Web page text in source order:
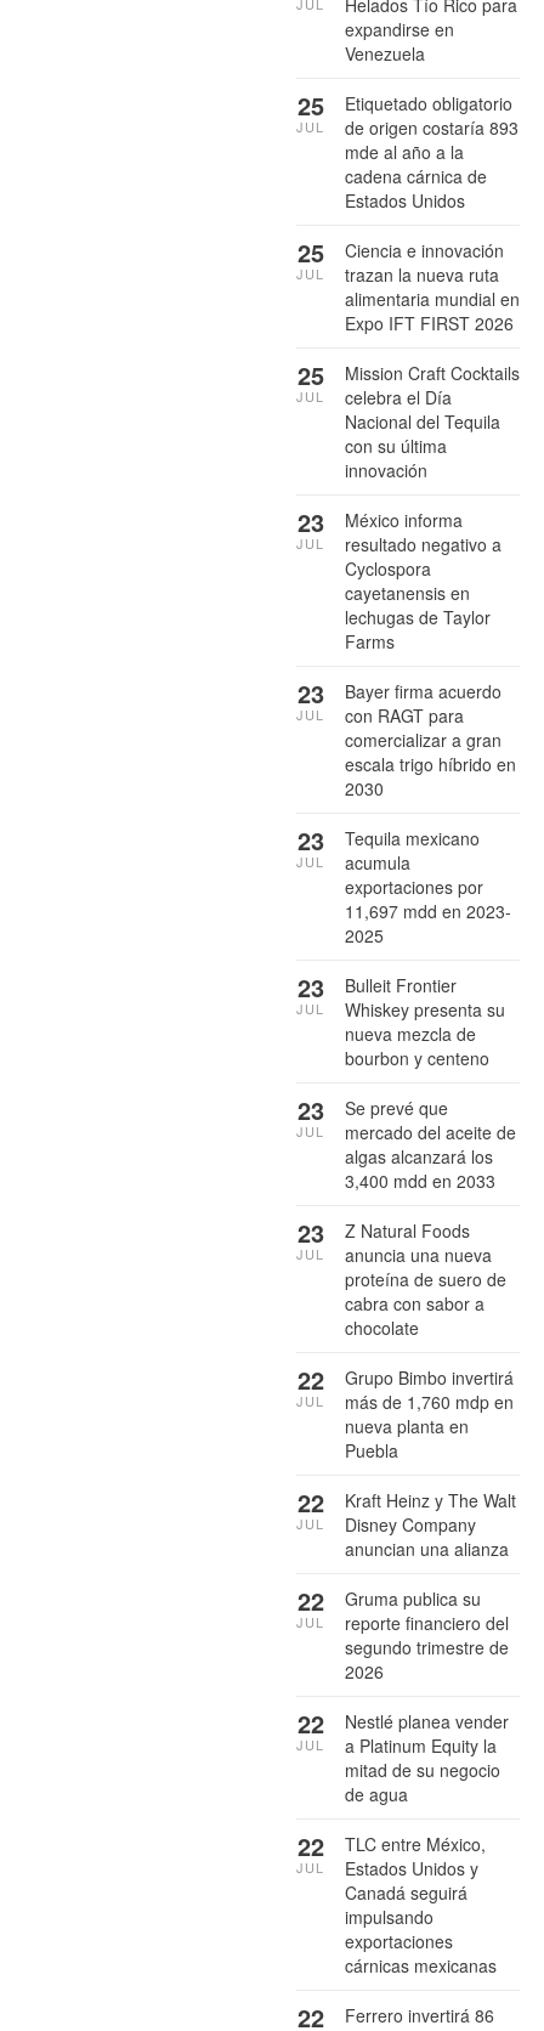
Helados Tío Rico para
expandirse en
Venezuela
JUL
Etiquetado obligatorio
de origen costaría 893
mde al año a la
cadena cárnica de
Estados Unidos
25
JUL
Ciencia e innovación
trazan la nueva ruta
alimentaria mundial en
Expo IFT FIRST 2026
25
JUL
Mission Craft Cocktails
celebra el Día
Nacional del Tequila
con su última
innovación
25
JUL
México informa
resultado negativo a
Cyclospora
cayetanensis en
lechugas de Taylor
Farms
23
JUL
Bayer firma acuerdo
con RAGT para
comercializar a gran
escala trigo híbrido en
2030
23
JUL
Tequila mexicano
acumula
exportaciones por
11,697 mdd en 2023-
2025
23
JUL
Bulleit Frontier
Whiskey presenta su
nueva mezcla de
bourbon y centeno
23
JUL
Se prevé que
mercado del aceite de
algas alcanzará los
3,400 mdd en 2033
23
JUL
Z Natural Foods
anuncia una nueva
proteína de suero de
cabra con sabor a
chocolate
23
JUL
Grupo Bimbo invertirá
más de 1,760 mdp en
nueva planta en
Puebla
22
JUL
Kraft Heinz y The Walt
Disney Company
anuncian una alianza
22
JUL
Gruma publica su
reporte financiero del
segundo trimestre de
2026
22
JUL
Nestlé planea vender
a Platinum Equity la
mitad de su negocio
de agua
22
JUL
TLC entre México,
Estados Unidos y
Canadá seguirá
impulsando
exportaciones
cárnicas mexicanas
22
JUL
Ferrero invertirá 86
22